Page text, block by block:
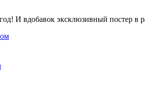
И вдобавок эксклюзивный постер в